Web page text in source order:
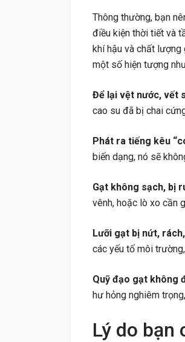
Thông thường, bạn
điều kiện thời tiết và
khí hậu và chất lượng
một số hiện tượng
Để lại vệt nước, vết
cao su đã bị chai
Phát ra tiếng kêu
biến dạng, nó sẽ
Gạt không sạch, bị
vênh, hoặc lò xo cần
Lưỡi gạt bị nứt,
các yếu tố môi
Quỹ đạo gạt không
hư hỏng nghiêm
Lý do bạn